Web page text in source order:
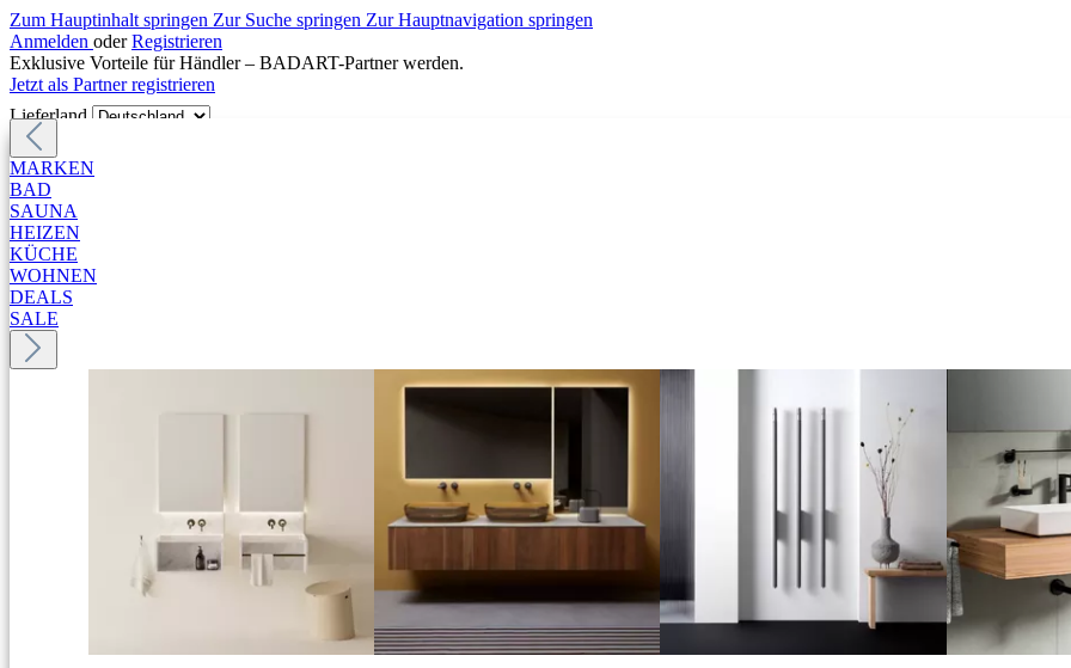
Zum Hauptinhalt springen Zur Suche springen Zur Hauptnavigation springen
Anmelden oder Registrieren
Exklusive Vorteile für Händler – BADART-Partner werden.
Jetzt als Partner registrieren
Lieferland
MARKEN
BAD
SAUNA
HEIZEN
KÜCHE
WOHNEN
DEALS
SALE